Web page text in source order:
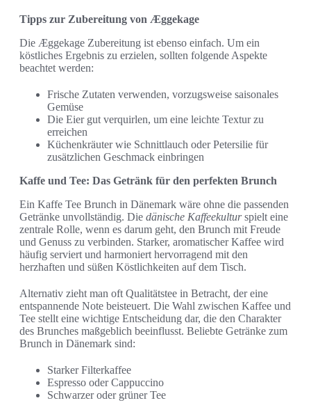
Tipps zur Zubereitung von Æggekage
Die Æggekage Zubereitung ist ebenso einfach. Um ein
köstliches Ergebnis zu erzielen, sollten folgende Aspekte
beachtet werden:
Frische Zutaten verwenden, vorzugsweise saisonales
Gemüse
Die Eier gut verquirlen, um eine leichte Textur zu
erreichen
Küchenkräuter wie Schnittlauch oder Petersilie für
zusätzlichen Geschmack einbringen
Kaffe und Tee: Das Getränk für den perfekten Brunch
Ein Kaffe Tee Brunch in Dänemark wäre ohne die passenden
Getränke unvollständig. Die dänische Kaffeekulturspielt eine
zentrale Rolle, wenn es darum geht, den Brunch mit Freude
und Genuss zu verbinden. Starker, aromatischer Kaffee wird
häufig serviert und harmoniert hervorragend mit den
herzhaften und süßen Köstlichkeiten auf dem Tisch.
Alternativ zieht man oft Qualitätstee in Betracht, der eine
entspannende Note beisteuert. Die Wahl zwischen Kaffee und
Tee stellt eine wichtige Entscheidung dar, die den Charakter
des Brunches maßgeblich beeinflusst. Beliebte Getränke zum
Brunch in Dänemark sind:
Starker Filterkaffee
Espresso oder Cappuccino
Schwarzer oder grüner Tee